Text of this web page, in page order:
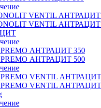
VENTIL АНТРАЦИТ
VENTIL АНТРАЦИТ
АНТРАЦИТ 350
АНТРАЦИТ 500
VENTIL
VENTIL